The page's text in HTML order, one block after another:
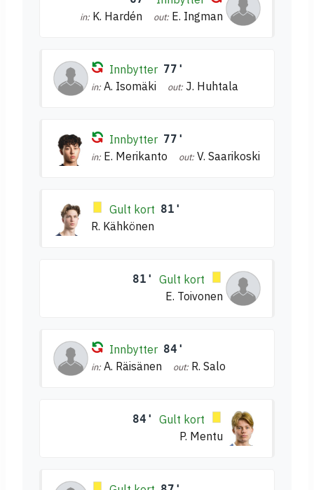
in: K. Hardén out: E. Ingman
Innbytter 77'
in: A. Isomäki out: J. Huhtala
Innbytter 77'
in: E. Merikanto out: V. Saarikoski
Gult kort 81'
R. Kähkönen
81'
Gult kort
E. Toivonen
Innbytter 84'
in: A. Räisänen out: R. Salo
84'
Gult kort
P. Mentu